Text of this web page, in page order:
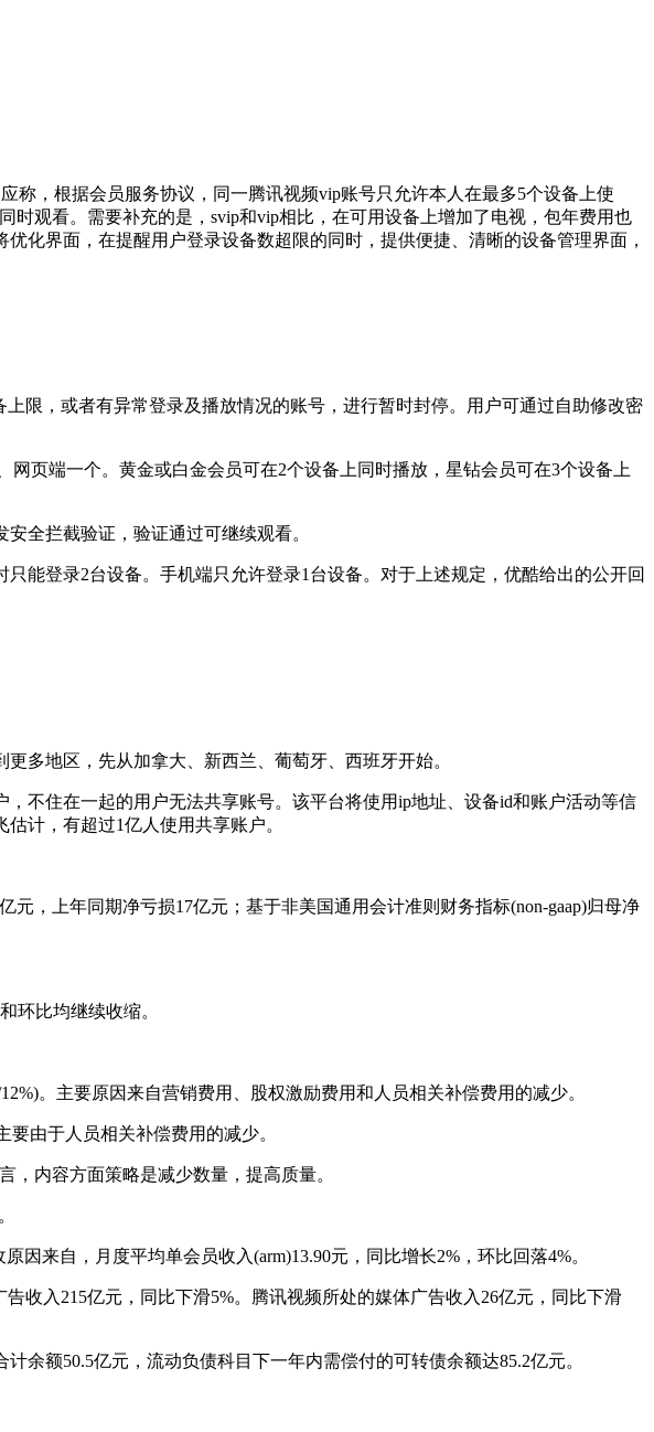
称，根据会员服务协议，同一腾讯视频vip账号只允许本人在最多5个设备上使
观看。需要补充的是，svip和vip相比，在可用设备上增加了电视，包年费用也
化界面，在提醒用户登录设备数超限的同时，提供便捷、清晰的设备管理界面，
限，或者有异常登录及播放情况的账号，进行暂时封停。用户可通过自助修改密
页端一个。黄金或白金会员可在2个设备上同时播放，星钻会员可在3个设备上
全拦截验证，验证通过可继续观看。
能登录2台设备。手机端只允许登录1台设备。对于上述规定，优酷给出的公开回
多地区，先从加拿大、新西兰、葡萄牙、西班牙开始。
不住在一起的用户无法共享账号。该平台将使用ip地址、设备id和账户活动等信
计，有超过1亿人使用共享账户。
，上年同期净亏损17亿元；基于非美国通用会计准则财务指标(non-gaap)归母净
环比均继续收缩。
。主要原因来自营销费用、股权激励费用和人员相关补偿费用的减少。
由于人员相关补偿费用的减少。
，内容方面策略是减少数量，提高质量。
来自，月度平均单会员收入(arm)13.90元，同比增长2%，环比回落4%。
收入215亿元，同比下滑5%。腾讯视频所处的媒体广告收入26亿元，同比下滑
余额50.5亿元，流动负债科目下一年内需偿付的可转债余额达85.2亿元。